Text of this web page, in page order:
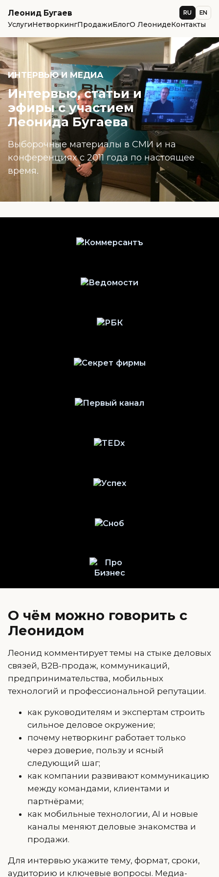
Леонид Бугаев
УслугиНетворкингПродажиБлогО ЛеонидеКонтакты
RU EN
ИНТЕРВЬЮ И МЕДИА
Интервью, статьи и
эфиры с участием
Леонида Бугаева
Выборочные материалы в СМИ и на
конференциях с 2011 года по настоящее
время.
О чём можно говорить с
Леонидом
Леонид комментирует темы на стыке деловых
связей, B2B-продаж, коммуникаций,
предпринимательства, мобильных
технологий и профессиональной репутации.
как руководителям и экспертам строить
сильное деловое окружение;
почему нетворкинг работает только
через доверие, пользу и ясный
следующий шаг;
как компании развивают коммуникацию
между командами, клиентами и
партнёрами;
как мобильные технологии, AI и новые
каналы меняют деловые знакомства и
продажи.
Для интервью укажите тему, формат, сроки,
аудиторию и ключевые вопросы. Медиа-